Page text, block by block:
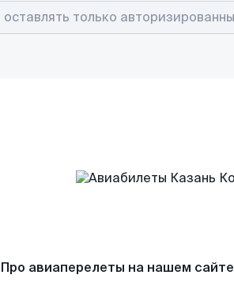
Про авиаперелеты на нашем сайте